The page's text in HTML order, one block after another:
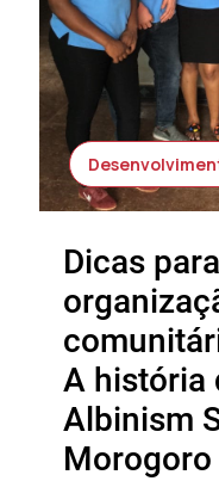
Dicas
A história
Albinism